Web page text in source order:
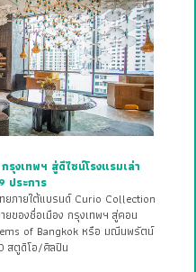
งเทพฯ สู่ดีไซน์โรงแรมเล่า
ประการ
ยภายใต้แบรนด์ Curio Collection
ยของชื่อเมือง กรุงเทพฯ สู่คอน
of Bangkok หรือ มณีนพรัตน์
สตูดิโอ/ศิลปิน